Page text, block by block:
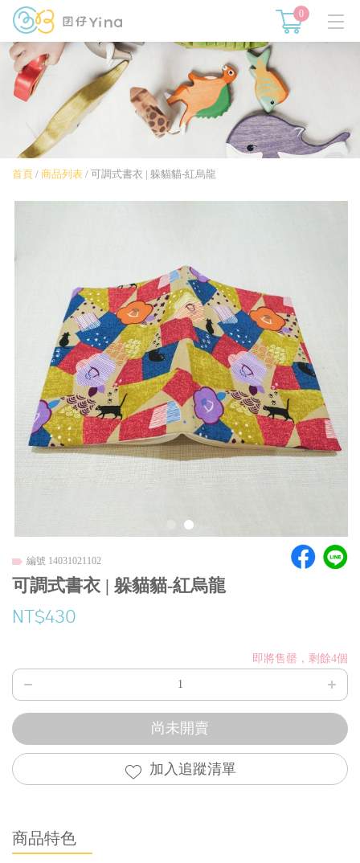
0
首頁 / 商品列表 / 可調式書衣 | 躲貓貓-紅烏龍
編號 14031021102
可調式書衣 | 躲貓貓-紅烏龍
NT$430
即將售罄，剩餘4個
尚未開賣
加入追蹤清單
商品特色